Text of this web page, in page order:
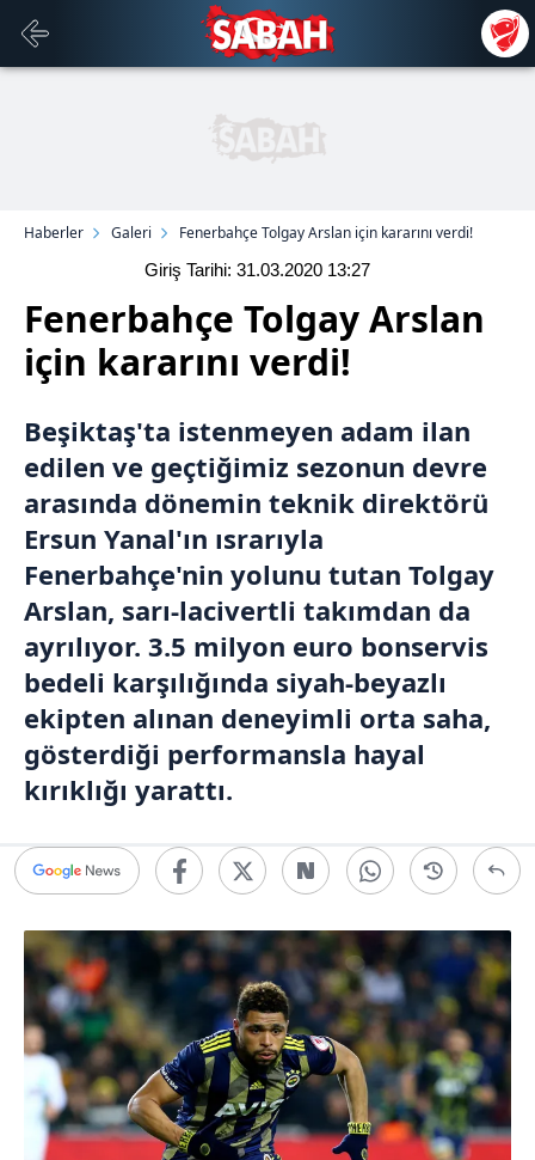
Haberler Galeri
Fenerbahçe Tolgay Arslan için kararını verdi!
Giriş Tarihi: 31.03.2020 13:27
Fenerbahçe Tolgay Arslan
için kararını verdi!
Beşiktaş'ta istenmeyen adam ilan
edilen ve geçtiğimiz sezonun devre
arasında dönemin teknik direktörü
Ersun Yanal'ın ısrarıyla
Fenerbahçe'nin yolunu tutan Tolgay
Arslan, sarı-lacivertli takımdan da
ayrılıyor. 3.5 milyon euro bonservis
bedeli karşılığında siyah-beyazlı
ekipten alınan deneyimli orta saha,
gösterdiği performansla hayal
kırıklığı yarattı.